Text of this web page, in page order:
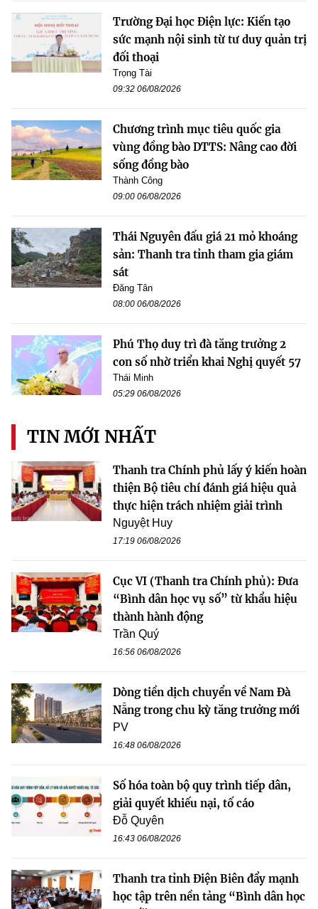
Trường Đại học Điện lực: Kiến tạo
sức mạnh nội sinh từ tư duy quản trị
đối thoại
Trọng Tài
09:32 06/08/2026
Chương trình mục tiêu quốc gia
vùng đồng bào DTTS: Nâng cao đời
sống đồng bào
Thành Công
09:00 06/08/2026
Thái Nguyên đấu giá 21 mỏ khoáng
sản: Thanh tra tỉnh tham gia giám
sát
Đăng Tân
08:00 06/08/2026
Phú Thọ duy trì đà tăng trưởng 2
con số nhờ triển khai Nghị quyết 57
Thái Minh
05:29 06/08/2026
TIN MỚI NHẤT
Thanh tra Chính phủ lấy ý kiến hoàn
thiện Bộ tiêu chí đánh giá hiệu quả
thực hiện trách nhiệm giải trình
Nguyệt Huy
17:19 06/08/2026
Cục VI (Thanh tra Chính phủ): Đưa
“Bình dân học vụ số” từ khẩu hiệu
thành hành động
Trần Quý
16:56 06/08/2026
Dòng tiền dịch chuyển về Nam Đà
Nẵng trong chu kỳ tăng trưởng mới
PV
16:48 06/08/2026
Số hóa toàn bộ quy trình tiếp dân,
giải quyết khiếu nại, tố cáo
Đỗ Quyên
16:43 06/08/2026
Thanh tra tỉnh Điện Biên đẩy mạnh
học tập trên nền tảng “Bình dân học